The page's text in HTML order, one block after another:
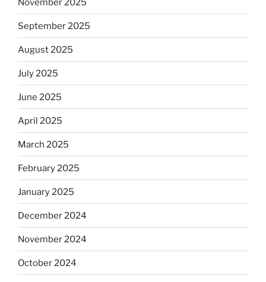
November 2025
September 2025
August 2025
July 2025
June 2025
April 2025
March 2025
February 2025
January 2025
December 2024
November 2024
October 2024